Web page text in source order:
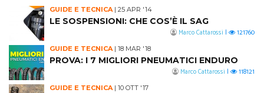
GUIDE E TECNICA| 25 APR '14
LE SOSPENSIONI: CHE COS’È IL SAG
Marco Cattarossi | 121760
GUIDE E TECNICA| 18 MAR '18
PROVA: I 7 MIGLIORI PNEUMATICI ENDURO
Marco Cattarossi | 118121
GUIDE E TECNICA| 10 OTT '17